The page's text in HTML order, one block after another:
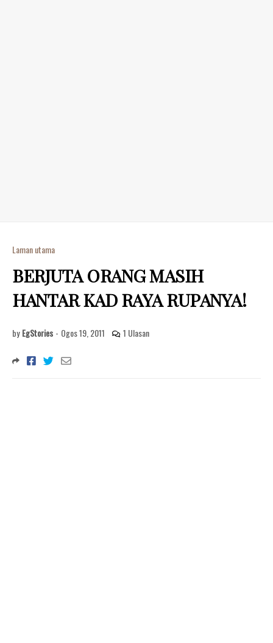
Laman utama
BERJUTA ORANG MASIH
HANTAR KAD RAYA RUPANYA!
by EgStories - Ogos 19, 2011 1 Ulasan